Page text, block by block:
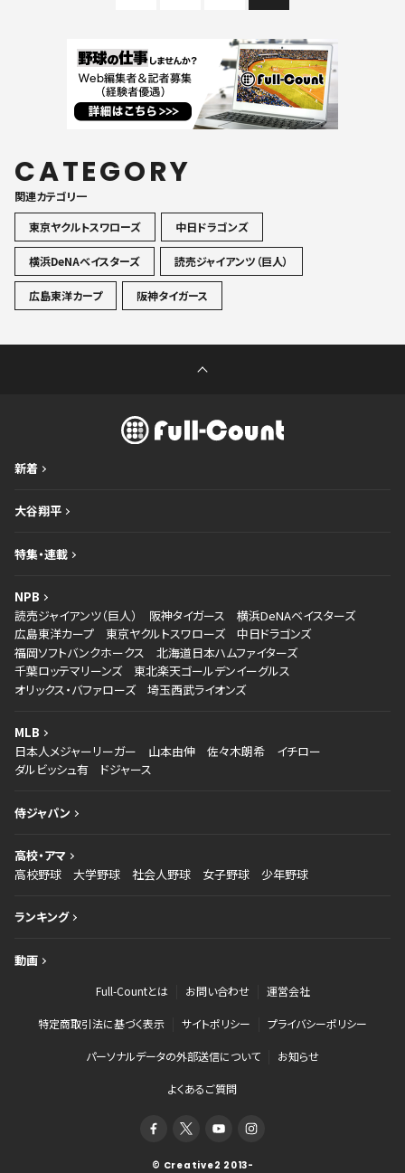
CATEGORY
関連カテゴリ一
東京ヤクルトスワローズ
中日ドラゴンズ
横浜DeNAベイスターズ 読売ジャイアンツ（巨人）
広島東洋カープ 阪神タイガース
新着
大谷翔平
特集・連載
NPB
読売ジャイアンツ（巨人）
阪神タイガース
横浜DeNAベイスターズ
広島東洋カープ
東京ヤクルトスワローズ
中日ドラゴンズ
福岡ソフトバンクホークス
北海道日本ハムファイターズ
千葉ロッテマリーンズ
東北楽天ゴールデンイーグルス
オリックス・バファローズ
埼玉西武ライオンズ
MLB
日本人メジャーリーガー
山本由伸 佐々木朗希
イチロー
ダルビッシュ有
ドジャース
侍ジャパン
高校・アマ
高校野球
大学野球 社会人野球 女子野球 少年野球
ランキング
動画
Full-Countとは お問い合わせ 運営会社
特定商取引法に基づく表示 サイトポリシー プライバシーポリシー
パーソナルデータの外部送信について お知らせ
よくあるご質問
© Creative2 2013-